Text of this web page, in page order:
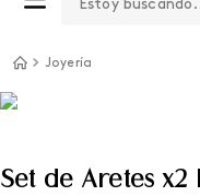
Joyería
Set de Aretes x2